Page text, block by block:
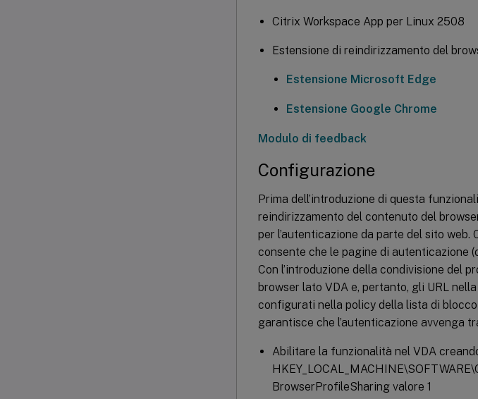
Citrix Workspace App per Linux 2508
Estensione di reindirizzamento del
Estensione Microsoft Edge
Estensione Google Chrome
Modulo di feedback
Configurazione
Prima dell’introduzione di questa
reindirizzamento del contenuto del
per l’autenticazione da parte del sito
consente che le pagine di autenticazione
Con l’introduzione della condivisione del
browser lato VDA e, pertanto, gli URL
configurati nella policy della lista di
garantisce che l’autenticazione avvenga
Abilitare la funzionalità nel VDA
BrowserProfileSharing valore 1